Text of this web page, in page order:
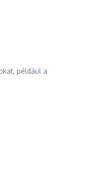
például a